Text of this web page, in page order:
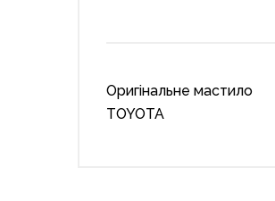
Оригінальне мастило
TOYOTA